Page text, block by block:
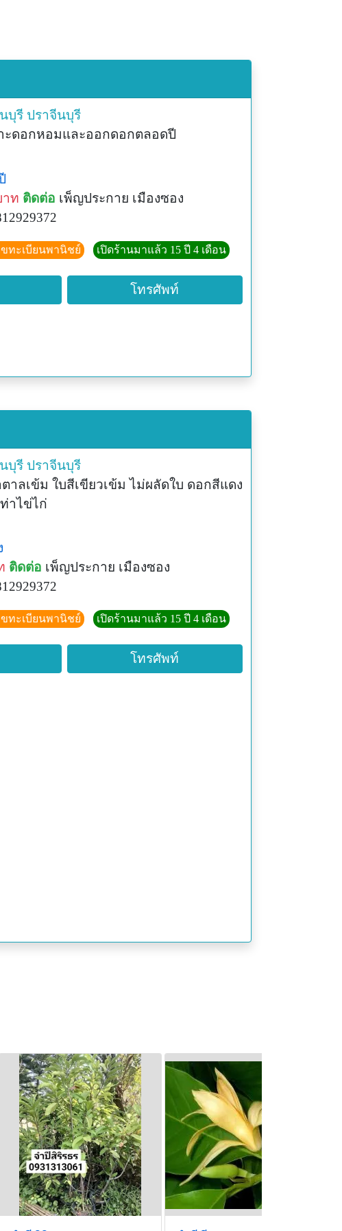
บุรี ปราจีนบุรี
ะดอกหอมและออกดอกตลอดปี
าท ติดต่อ เพ็ญประกาย เมืองซอง
ทะเบียนพานิชย์ เปิดร้านมาแล้ว 15 ปี 4 เดือน
โทรศัพท์
บุรี ปราจีนบุรี
าลเข้ม ใบสีเขียวเข้ม ไม่ผลัดใบ ดอกสีแดง
าไข่ไก่
ติดต่อ เพ็ญประกาย เมืองซอง
ทะเบียนพานิชย์ เปิดร้านมาแล้ว 15 ปี 4 เดือน
โทรศัพท์